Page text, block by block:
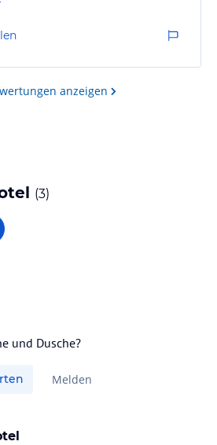
anzeigen
(3)
und Dusche?
Melden